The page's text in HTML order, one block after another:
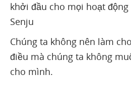
khởi đầu cho mọi hoạt
Senju
Chúng ta không nên làm
điều mà chúng ta không
cho mình.